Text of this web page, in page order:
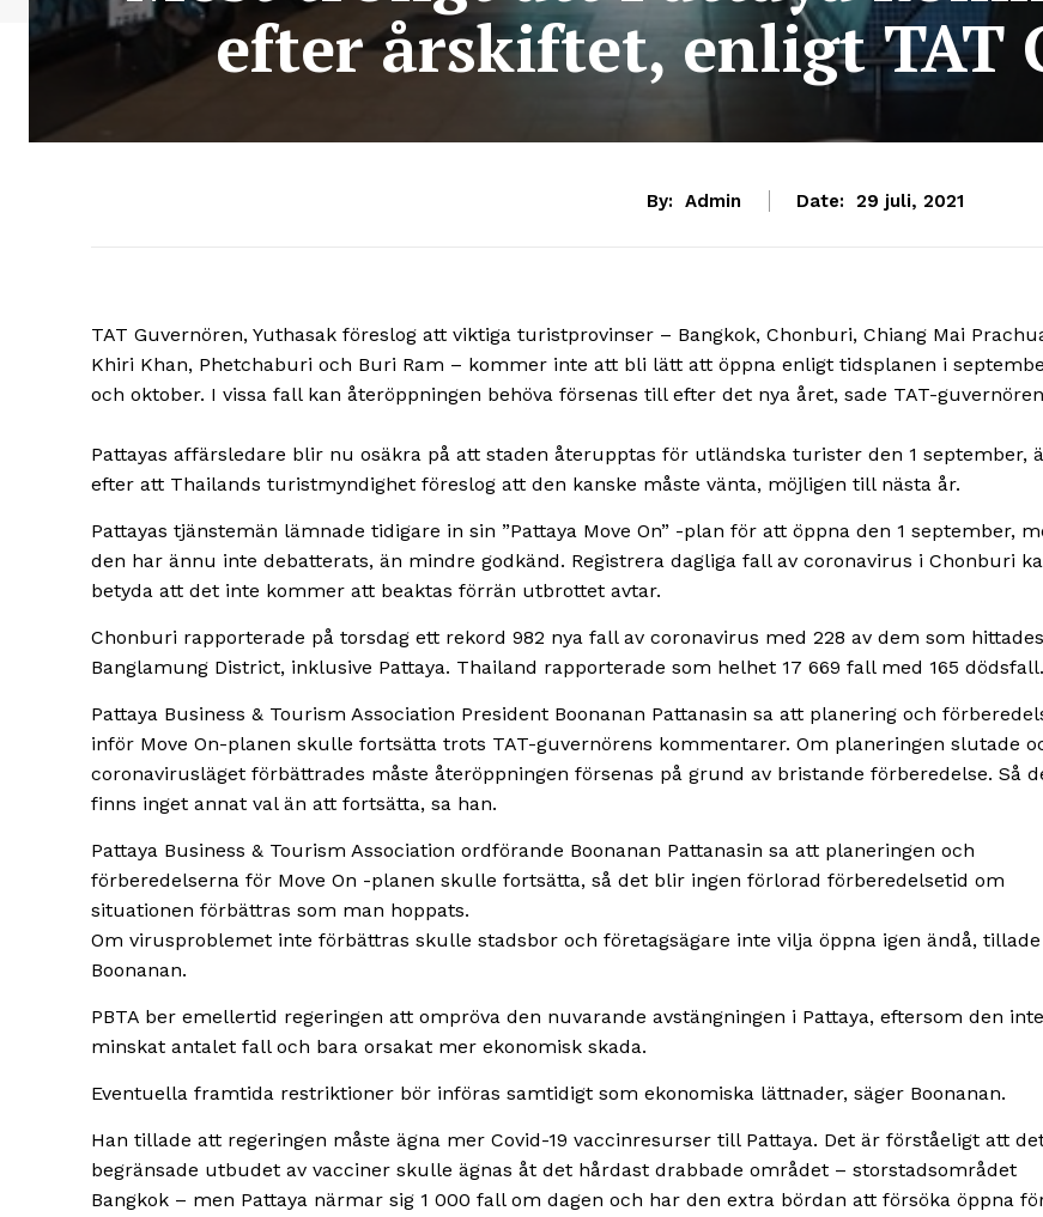
efter årskiftet, enligt TAT
By: Admin Date: 29 juli, 2021
TAT Guvernören, Yuthasak föreslog att viktiga turistprovinser – Bangkok, Chonburi, Chiang Mai
Khiri Khan, Phetchaburi och Buri Ram – kommer inte att bli lätt att öppna enligt tidsplanen i
och oktober. I vissa fall kan återöppningen behöva försenas till efter det nya året, sade TAT-
Pattayas affärsledare blir nu osäkra på att staden återupptas för utländska turister den 1 september,
efter att Thailands turistmyndighet föreslog att den kanske måste vänta, möjligen till nästa år.
Pattayas tjänstemän lämnade tidigare in sin ”Pattaya Move On” -plan för att öppna den 1 september,
den har ännu inte debatterats, än mindre godkänd. Registrera dagliga fall av coronavirus i Chonburi
betyda att det inte kommer att beaktas förrän utbrottet avtar.
Chonburi rapporterade på torsdag ett rekord 982 nya fall av coronavirus med 228 av dem som
Banglamung District, inklusive Pattaya. Thailand rapporterade som helhet 17 669 fall med 165 dödsfall.
Pattaya Business & Tourism Association President Boonanan Pattanasin sa att planering och
inför Move On-planen skulle fortsätta trots TAT-guvernörens kommentarer. Om planeringen slutade
coronavirusläget förbättrades måste återöppningen försenas på grund av bristande förberedelse. Så
finns inget annat val än att fortsätta, sa han.
Pattaya Business & Tourism Association ordförande Boonanan Pattanasin sa att planeringen och
förberedelserna för Move On -planen skulle fortsätta, så det blir ingen förlorad förberedelsetid om
situationen förbättras som man hoppats.
Om virusproblemet inte förbättras skulle stadsbor och företagsägare inte vilja öppna igen ändå, tillade
Boonanan.
PBTA ber emellertid regeringen att ompröva den nuvarande avstängningen i Pattaya, eftersom den
minskat antalet fall och bara orsakat mer ekonomisk skada.
Eventuella framtida restriktioner bör införas samtidigt som ekonomiska lättnader, säger Boonanan.
Han tillade att regeringen måste ägna mer Covid-19 vaccinresurser till Pattaya. Det är förståeligt att
begränsade utbudet av vacciner skulle ägnas åt det hårdast drabbade området – storstadsområdet
Bangkok – men Pattaya närmar sig 1 000 fall om dagen och har den extra bördan att försöka öppna